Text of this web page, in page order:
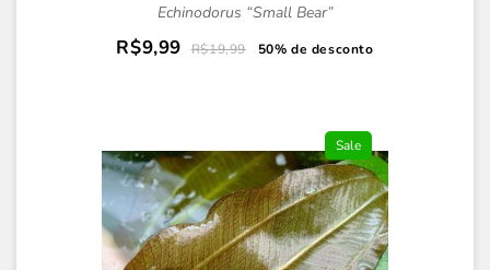
Echinodorus “Small Bear”
R$9,99 R$19,99 50% de desconto
Sale